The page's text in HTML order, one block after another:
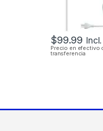
$99.99
Precio en efectivo
transferencia